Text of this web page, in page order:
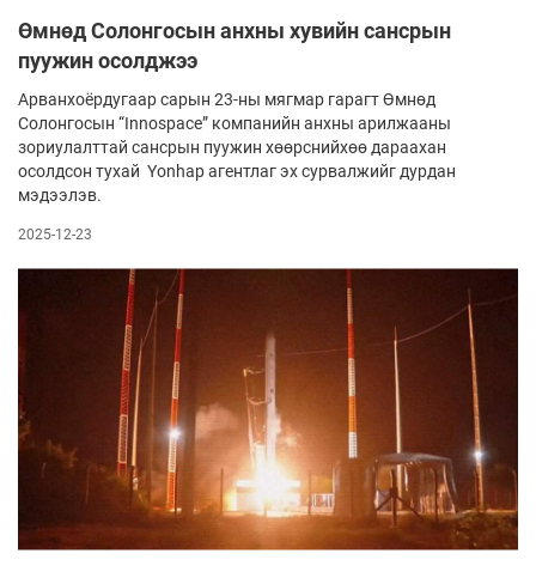
Өмнөд Солонгосын анхны хувийн сансрын
пуужин осолджээ
Арванхоёрдугаар сарын 23-ны мягмар гарагт Өмнөд
Солонгосын “Innospace” компанийн анхны арилжааны
зориулалттай сансрын пуужин хөөрснийхөө дараахан
осолдсон тухай Yonhаp агентлаг эх сурвалжийг дурдан
мэдээлэв.
2025-12-23